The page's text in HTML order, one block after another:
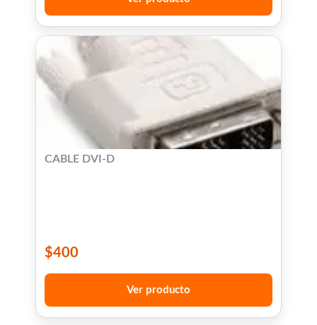
CABLE DVI-D
$400
Ver producto